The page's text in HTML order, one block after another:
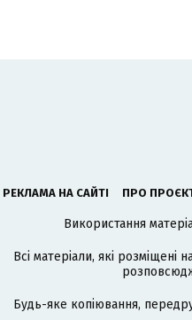
РЕКЛАМА НА САЙТІ ПРО
Використання
Всі матеріали, які розміщені
Будь-яке копіювання,